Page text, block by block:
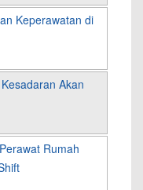
Keperawatan di
Akan
Rumah